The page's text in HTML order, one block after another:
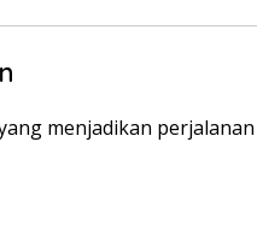
menjadikan